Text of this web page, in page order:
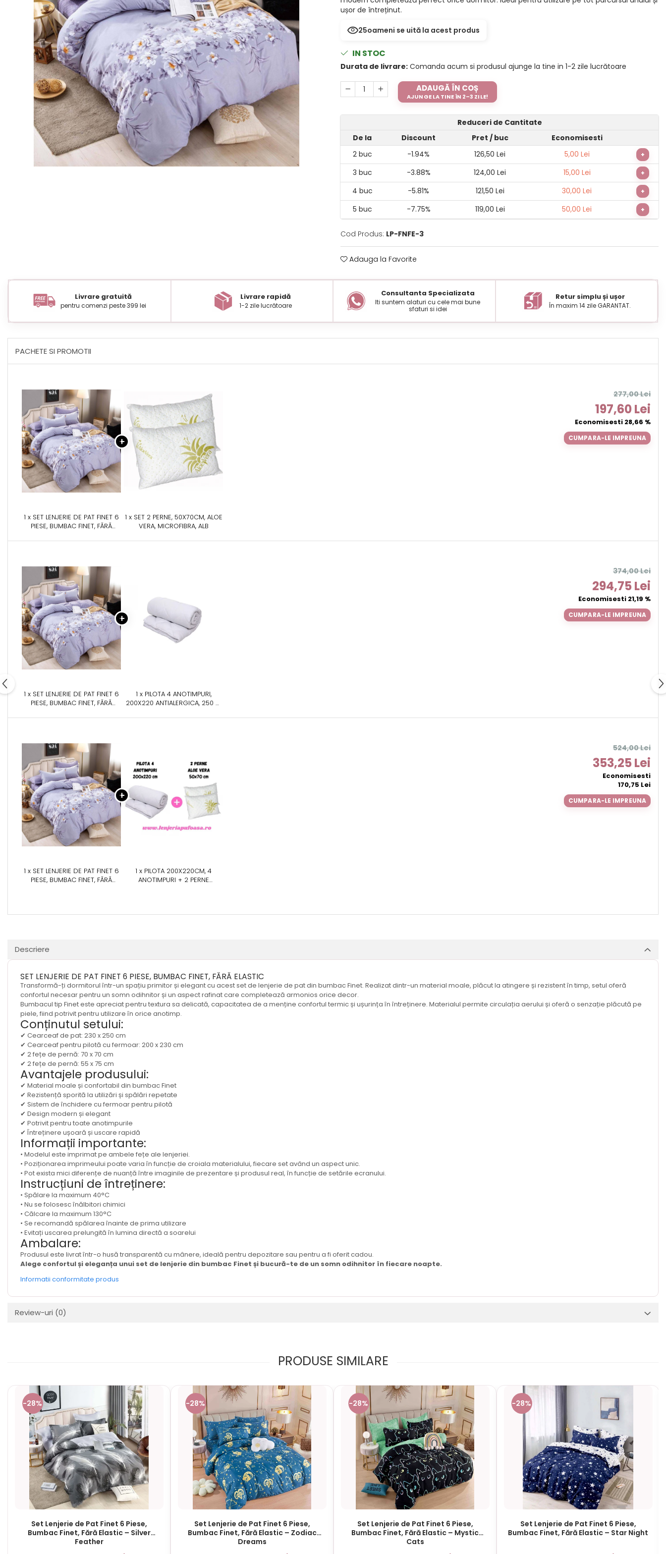
ușor de întreținut.
24oameni se uită la acest produs
IN STOC
Durata de livrare: Comanda acum si produsul ajunge la tine in 1-2 zile lucrătoare
ADAUGĂ ÎN COȘ
AJUNGE LA TINE ÎN 2–3 ZILE!
Reduceri de Cantitate
De la
Discount Pret / buc
Economisesti
2buc -1.94% 126,50 Lei 5,00 Lei +
3 buc -3.88% 124,00 Lei 15,00 Lei +
4 buc -5.81% 121,50 Lei 30,00 Lei +
5 buc -7.75% 119,00 Lei 50,00 Lei +
Cod Produs: LP-FNFE-3
Adauga la Favorite
Livrare gratuită
pentru comenzi peste 399 lei
Livrare rapidă
1-2 zile lucrătoare
Consultanta Specializata
Iti suntem alaturi cu cele mai bune
sfaturi si idei
Retur simplu și ușor
În maxim 14 zile GARANTAT.
PACHETE SI PROMOTII
1 x SET LENJERIE DE PAT FINET 6
PIESE, BUMBAC FINET, FĂRĂ
1 x SET 2 PERNE, 50X70CM, ALOE
VERA, MICROFIBRA, ALB
277,00 Lei
197,60 Lei
Economisesti 28,66 %
CUMPARA-LE IMPREUNA
1 x SET LENJERIE DE PAT FINET 6
PIESE, BUMBAC FINET, FĂRĂ
1 x PILOTA 4 ANOTIMPURI,
200X220 ANTIALERGICA, 250 G
374,00 Lei
294,75 Lei
Economisesti 21,19 %
CUMPARA-LE IMPREUNA
1 x SET LENJERIE DE PAT FINET 6
PIESE, BUMBAC FINET, FĂRĂ
1 x PILOTA 200X220CM, 4
ANOTIMPURI + 2 PERNE
524,00 Lei
353,25 Lei
Economisesti
170,75 Lei
CUMPARA-LE IMPREUNA
Descriere
SET LENJERIE DE PAT FINET 6 PIESE, BUMBAC FINET, FĂRĂ ELASTIC
Transformă-ți dormitorul într-un spațiu primitor și elegant cu acest set de lenjerie de pat din bumbac Finet. Realizat dintr-un material moale, plăcut la atingere și rezistent în timp, setul oferă
confortul necesar pentru un somn odihnitor și un aspect rafinat care completează armonios orice decor.
Bumbacul tip Finet este apreciat pentru textura sa delicată, capacitatea de a menține confortul termic și ușurința în întreținere. Materialul permite circulația aerului și oferă o senzație plăcută pe
piele, fiind potrivit pentru utilizare în orice anotimp.
Conținutul setului:
✔ Cearceaf de pat: 230 x 250 cm
✔ Cearceaf pentru pilotă cu fermoar: 200 x 230 cm
✔ 2 fețe de pernă: 70 x 70 cm
✔ 2 fețe de pernă: 55 x 75 cm
Avantajele produsului:
✔ Material moale și confortabil din bumbac Finet
✔ Rezistență sporită la utilizări și spălări repetate
✔ Sistem de închidere cu fermoar pentru pilotă
✔ Design modern și elegant
✔ Potrivit pentru toate anotimpurile
✔ Întreținere ușoară și uscare rapidă
Informații importante:
• Modelul este imprimat pe ambele fețe ale lenjeriei.
• Poziționarea imprimeului poate varia în funcție de croiala materialului, fiecare set având un aspect unic.
• Pot exista mici diferențe de nuanță între imaginile de prezentare și produsul real, în funcție de setările ecranului.
Instrucțiuni de întreținere:
• Spălare la maximum 40°C
• Nu se folosesc înălbitori chimici
• Călcare la maximum 130°C
• Se recomandă spălarea înainte de prima utilizare
• Evitați uscarea prelungită în lumina directă a soarelui
Ambalare:
Produsul este livrat într-o husă transparentă cu mânere, ideală pentru depozitare sau pentru a fi oferit cadou.
Alege confortul și eleganța unui set de lenjerie din bumbac Finet și bucură-te de un somn odihnitor în fiecare noapte.
Informatii conformitate produs
Review-uri (0)
PRODUSE SIMILARE
-28%
Set Lenjerie de Pat Finet 6 Piese,
Bumbac Finet, Fără Elastic – Silver
Feather
-28%
Set Lenjerie de Pat Finet 6 Piese,
Bumbac Finet, Fără Elastic – Zodiac
Dreams
-28%
Set Lenjerie de Pat Finet 6 Piese,
Bumbac Finet, Fără Elastic – Mystic
Cats
-28%
Set Lenjerie de Pat Finet 6 Piese,
Bumbac Finet, Fără Elastic – Star Night